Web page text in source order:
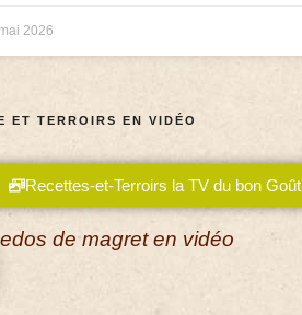
2026
ET TERROIRS EN VIDÉO
Recettes-et-Terroirs la TV du bon Goût
de magret en vidéo